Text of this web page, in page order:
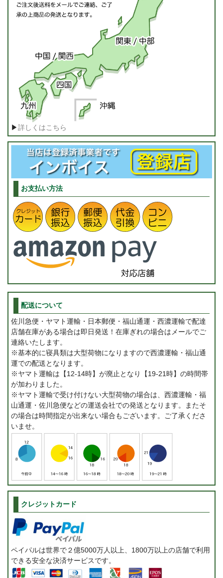
▶詳しくはこちら
お支払い方法
配送について
佐川急便・ヤマト運輸・日本郵便・福山通運・西濃運輸で配達
店舗在庫がある場合は即日発送！在庫ぎれの場合はメールでご
連絡いたします。
※基本的に寝具類は大型荷物になりますので西濃運輸・福山通
運での配送となります。
※ヤマト運輸は【12-14時】が廃止となり【19-21時】の時間帯
が加わりました。
※ヤマト運輸で受け付けない大型荷物の場合は、西濃運輸・福
山通運・佐川急便などの運送会社での発送となります。またそ
の場合は時間指定が出来ない場合もございます。ご了承くださ
いませ。
クレジットカード
ペイパルは世界で２億5000万人以上、1800万以上の店舗で利用
できる安全な決済サービスです。